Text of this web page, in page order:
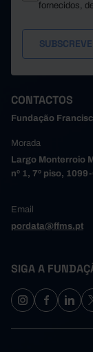
fornecidos,
CONTACTOS
Fundação
Morada
Largo Monterroio
nº 1, 7º piso,
Email
pordata@ffms.pt
SIGA A